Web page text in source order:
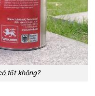
tốt không?